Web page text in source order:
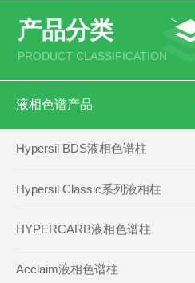
产品分类
PRODUCT CLASSIFICATION
液相色谱产品
Hypersil BDS液相色谱柱
Hypersil Classic系列液相柱
HYPERCARB液相色谱柱
Acclaim液相色谱柱